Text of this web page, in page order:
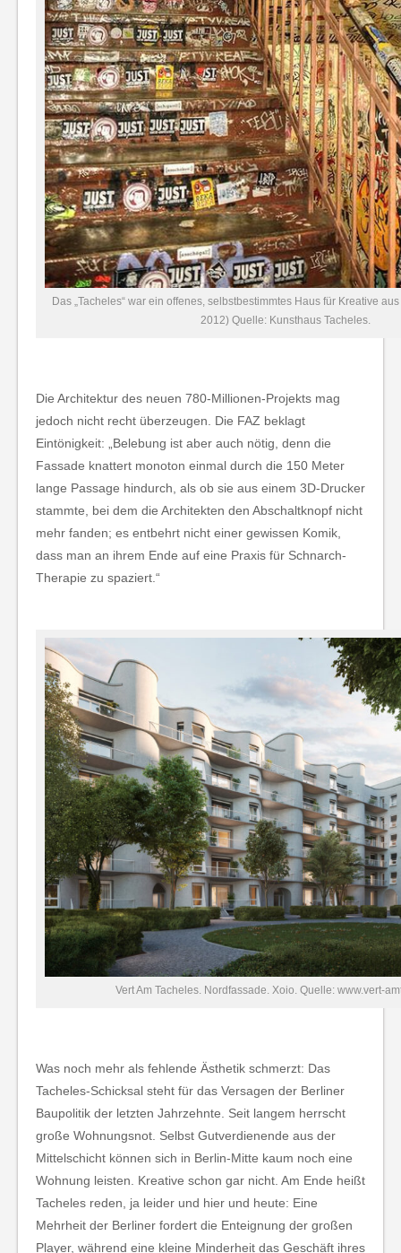
Das „Tacheles“ war ein offenes, selbstbestimmtes Haus für Kreative
2012) Quelle: Kunsthaus Tacheles.
Die Architektur des neuen 780-Millionen-Projekts mag
jedoch nicht recht überzeugen. Die FAZ beklagt
Eintönigkeit: „Belebung ist aber auch nötig, denn die
Fassade knattert monoton einmal durch die 150 Meter
lange Passage hindurch, als ob sie aus einem 3D-Drucker
stammte, bei dem die Architekten den Abschaltknopf nicht
mehr fanden; es entbehrt nicht einer gewissen Komik,
dass man an ihrem Ende auf eine Praxis für Schnarch-
Therapie zu spaziert.“
Vert Am Tacheles. Nordfassade. Xoio. Quelle: www.vert-
Was noch mehr als fehlende Ästhetik schmerzt: Das
Tacheles-Schicksal steht für das Versagen der Berliner
Baupolitik der letzten Jahrzehnte. Seit langem herrscht
große Wohnungsnot. Selbst Gutverdienende aus der
Mittelschicht können sich in Berlin-Mitte kaum noch eine
Wohnung leisten. Kreative schon gar nicht. Am Ende heißt
Tacheles reden, ja leider und hier und heute: Eine
Mehrheit der Berliner fordert die Enteignung der großen
Player, während eine kleine Minderheit das Geschäft ihres